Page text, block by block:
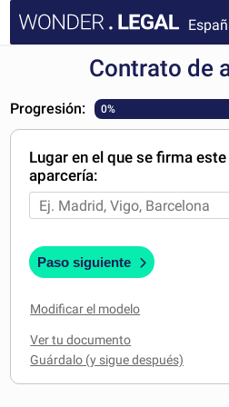
DOCUMENTOS
FAQ
MI CUENTA
Contrato de
Progresión: 0%
Lugar en el que se firma
aparcería:
Paso siguiente
Modificar el modelo
Ver tu documento